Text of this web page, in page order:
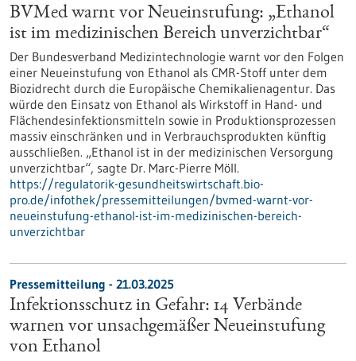
BVMed warnt vor Neueinstufung: „Ethanol
ist im medizinischen Bereich unverzichtbar“
Der Bundesverband Medizintechnologie warnt vor den Folgen
einer Neueinstufung von Ethanol als CMR-Stoff unter dem
Biozidrecht durch die Europäische Chemikalienagentur. Das
würde den Einsatz von Ethanol als Wirkstoff in Hand- und
Flächendesinfektionsmitteln sowie in Produktionsprozessen
massiv einschränken und in Verbrauchsprodukten künftig
ausschließen. „Ethanol ist in der medizinischen Versorgung
unverzichtbar“, sagte Dr. Marc-Pierre Möll.
https://regulatorik-gesundheitswirtschaft.bio-
pro.de/infothek/pressemitteilungen/bvmed-warnt-vor-
neueinstufung-ethanol-ist-im-medizinischen-bereich-
unverzichtbar
Pressemitteilung - 21.03.2025
Infektionsschutz in Gefahr: 14 Verbände
warnen vor unsachgemäßer Neueinstufung
von Ethanol